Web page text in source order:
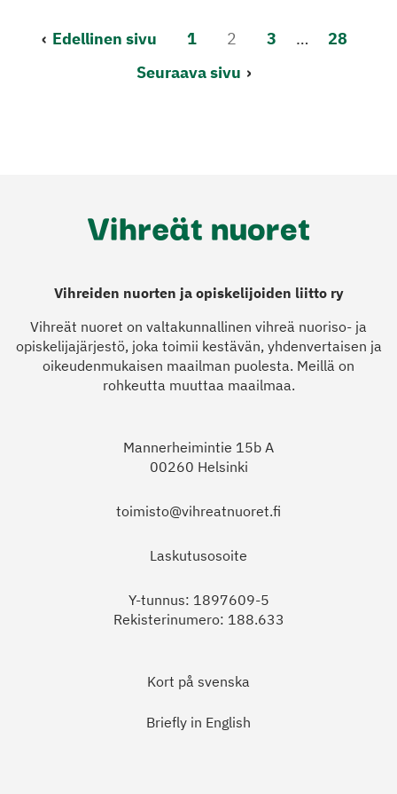
LisääEdellinen sivu 1 2 3 …
28
Seuraava sivu
Vihreiden nuorten ja opiskelijoiden liitto ry
Vihreät nuoret on valtakunnallinen vihreä nuoriso- ja
opiskelijajärjestö, joka toimii kestävän, yhdenvertaisen ja
oikeudenmukaisen maailman puolesta. Meillä on
rohkeutta muuttaa maailmaa.
Mannerheimintie 15b A
00260 Helsinki
toimisto@vihreatnuoret.fi
Laskutusosoite
Y-tunnus: 1897609-5
Rekisterinumero: 188.633
Kort på svenska
Briefly in English